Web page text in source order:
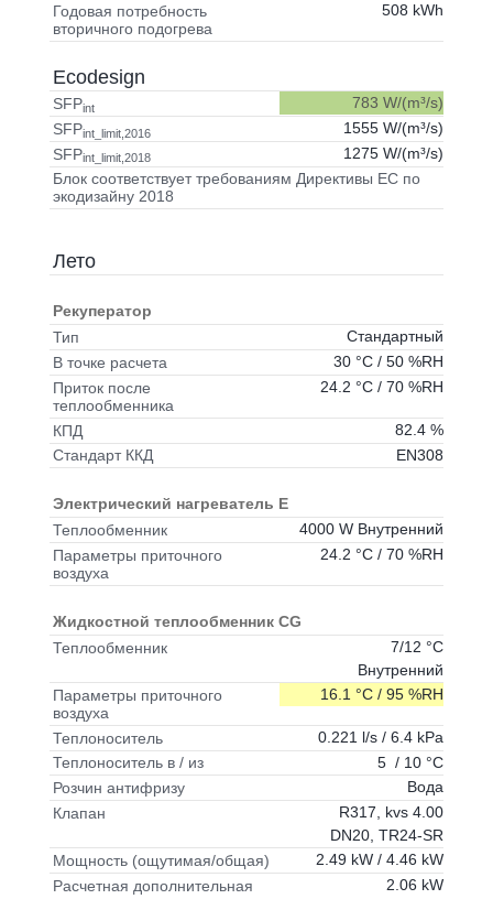
Годовая потребность
вторичного подогрева
508 kWh
Ecodesign
SFPint
783 W/(m³/s)
SFPint_limit,2016
1555 W/(m³/s)
SFPint_limit,2018
1275 W/(m³/s)
Блок соответствует требованиям Директивы ЕС по
экодизайну 2018
Лето
Рекуператор
Тип
Стандартный
В точке расчета
30 °C / 50 %RH
Приток после
теплообменника
24.2 °C / 70 %RH
КПД
82.4 %
Стандарт ККД
EN308
Электрический нагреватель E
Теплообменник
4000 W Внутренний
Параметры приточного
воздуха
24.2 °C / 70 %RH
Жидкостной теплообменник CG
Теплообменник
7/12 °C
Внутренний
Параметры приточного
воздуха
16.1 °C / 95 %RH
Теплоноситель
0.221 l/s / 6.4 kPa
Теплоноситель в / из
5 / 10 °C
Розчин антифризу
Вода
Клапан
R317, kvs 4.00
DN20, TR24-SR
Мощность (ощутимая/общая)
2.49 kW / 4.46 kW
Расчетная дополнительная
2.06 kW